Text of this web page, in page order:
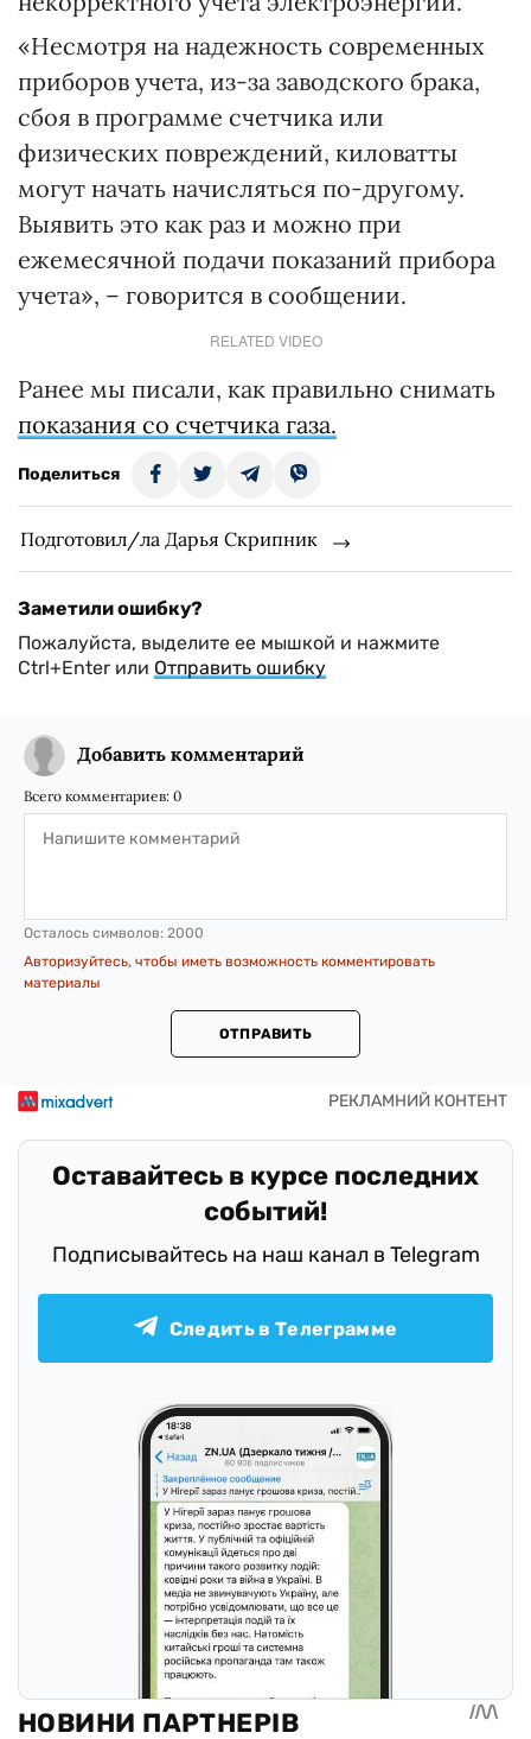
«Несмотря на надежность современных
приборов учета, из-за заводского брака,
сбоя в программе счетчика или
физических повреждений, киловатты
могут начать начисляться по-другому.
Выявить это как раз и можно при
ежемесячной подачи показаний прибора
учета», – говорится в сообщении.
RELATED VIDEO
Ранее мы писали, как правильно снимать
показания со счетчика газа.
Поделиться
Подготовил/ла Дарья Скрипник
Заметили ошибку?
Пожалуйста, выделите ее мышкой и нажмите
Ctrl+Enter или Отправить ошибку
Добавить комментарий
Всего комментариев: 0
Осталось символов: 2000
Авторизуйтесь, чтобы иметь возможность комментировать
материалы
ОТПРАВИТЬ
Оставайтесь в курсе последних
событий!
Подписывайтесь на наш канал в Telegram
Следить в Телеграмме